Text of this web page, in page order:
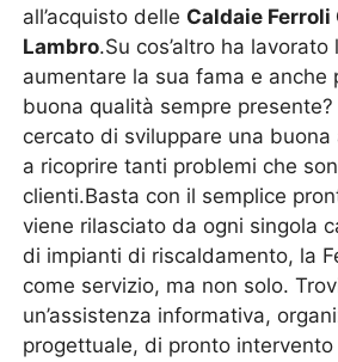
all’acquisto delle Caldaie Ferroli
Lambro.Su cos’altro ha lavorato
aumentare la sua fama e anche
buona qualità sempre
cercato di sviluppare una buona
a ricoprire tanti problemi che
clienti.Basta con il semplice
viene rilasciato da ogni singola
di impianti di riscaldamento, la
come servizio, ma non solo.
un’assistenza informativa,
progettuale, di pronto